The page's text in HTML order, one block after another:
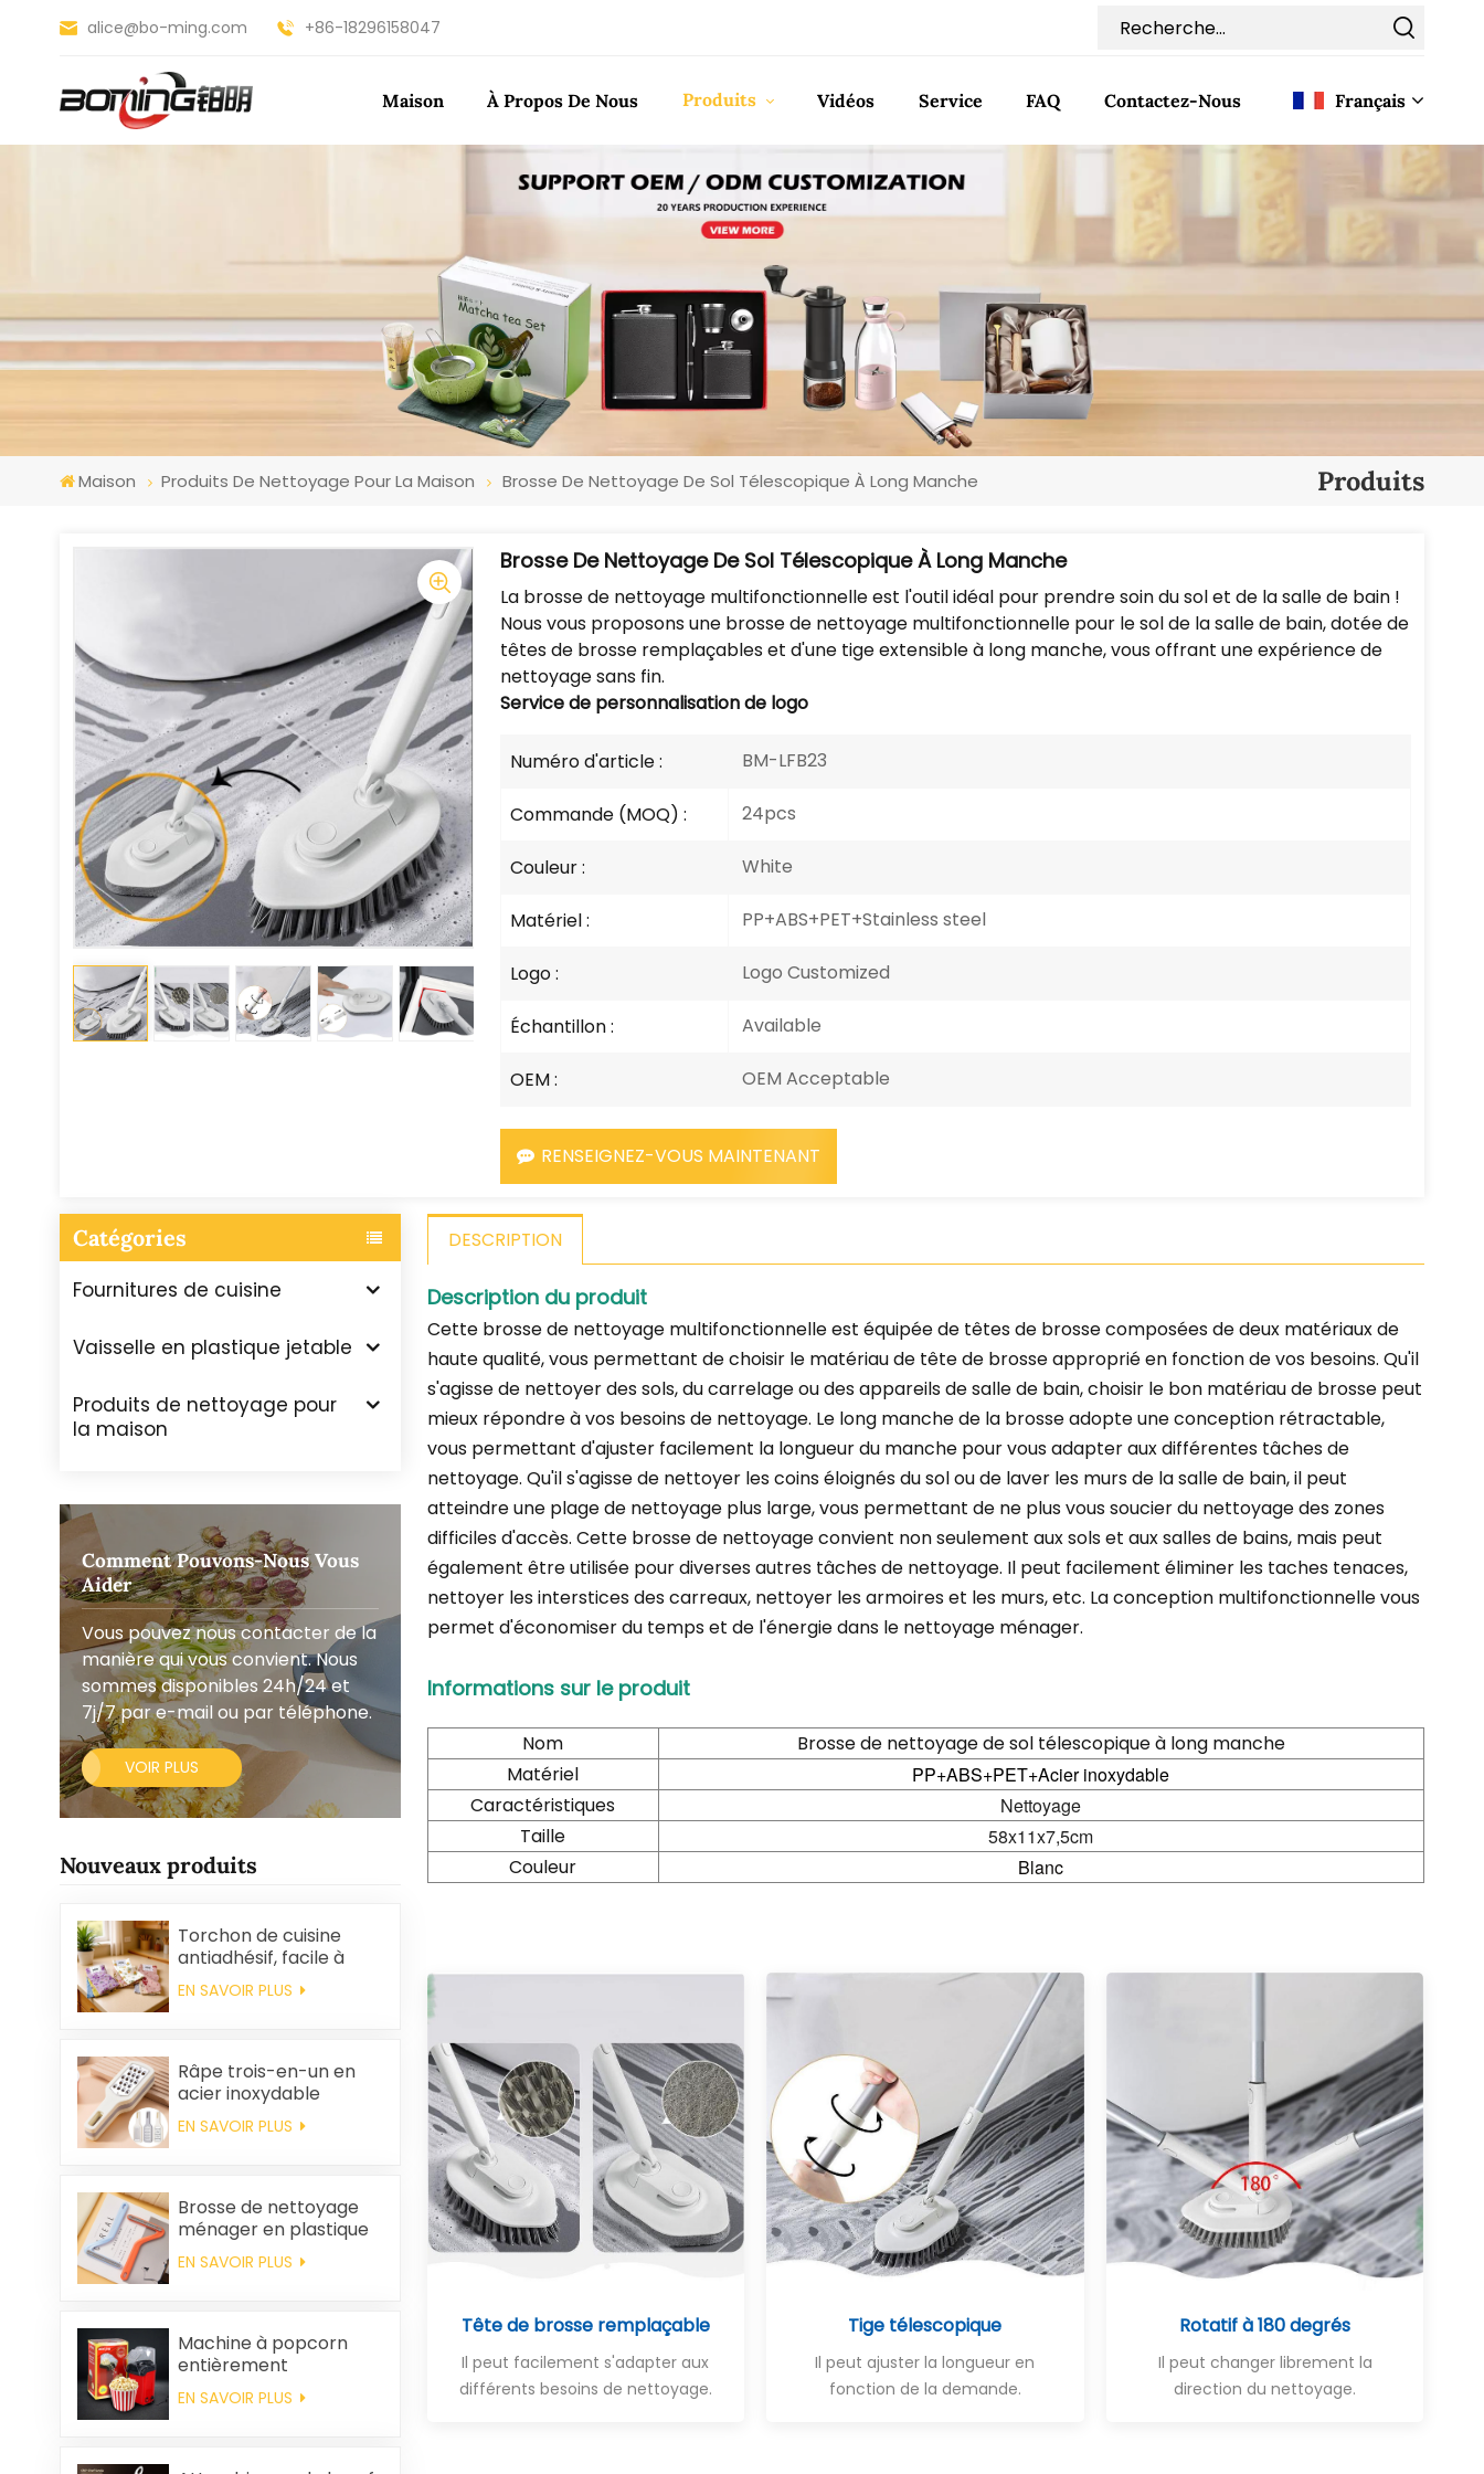
alice@bo-ming.com +86-18296158047
Maison À Propos De Nous Produits Vidéos Service FAQ Contactez-Nous Français
English
Français
Español
Türkçe
العربية
Maison Produits De Nettoyage Pour La Maison Brosse De Nettoyage De Sol Télescopique À Long Manche Produits
Brosse De Nettoyage De Sol Télescopique À Long Manche
La brosse de nettoyage multifonctionnelle est l'outil idéal pour prendre soin du sol et de la salle de bain !
Nous vous proposons une brosse de nettoyage multifonctionnelle pour le sol de la salle de bain, dotée de
têtes de brosse remplaçables et d'une tige extensible à long manche, vous offrant une expérience de
nettoyage sans fin.
Service de personnalisation de logo
Numéro d'article : BM-LFB23
Commande (MOQ) : 24pcs
Couleur : White
Matériel : PP+ABS+PET+Stainless steel
Logo : Logo Customized
Échantillon : Available
OEM : OEM Acceptable
RENSEIGNEZ-VOUS MAINTENANT
Catégories
Fournitures de cuisine
Vaisselle en plastique jetable
Produits de nettoyage pour
la maison
Comment Pouvons-Nous Vous
Aider
Vous pouvez nous contacter de la
manière qui vous convient. Nous
sommes disponibles 24h/24 et
7j/7 par e-mail ou par téléphone.
VOIR PLUS
Nouveaux produits
Torchon de cuisine
antiadhésif, facile à
nettoyer, épais,
imprimé, carré, en
écologique
EN SAVOIR PLUS
Râpe trois-en-un en
acier inoxydable
EN SAVOIR PLUS
Brosse de nettoyage
ménager en plastique
pour vêtements,
élimination des poils
EN SAVOIR PLUS
Machine à popcorn
entièrement
automatique pour la
maison, machine à
EN SAVOIR PLUS
DESCRIPTION
Description du produit
Cette brosse de nettoyage multifonctionnelle est équipée de têtes de brosse composées de deux matériaux de
haute qualité, vous permettant de choisir le matériau de tête de brosse approprié en fonction de vos besoins. Qu'il
s'agisse de nettoyer des sols, du carrelage ou des appareils de salle de bain, choisir le bon matériau de brosse peut
mieux répondre à vos besoins de nettoyage. Le long manche de la brosse adopte une conception rétractable,
vous permettant d'ajuster facilement la longueur du manche pour vous adapter aux différentes tâches de
nettoyage. Qu'il s'agisse de nettoyer les coins éloignés du sol ou de laver les murs de la salle de bain, il peut
atteindre une plage de nettoyage plus large, vous permettant de ne plus vous soucier du nettoyage des zones
difficiles d'accès. Cette brosse de nettoyage convient non seulement aux sols et aux salles de bains, mais peut
également être utilisée pour diverses autres tâches de nettoyage. Il peut facilement éliminer les taches tenaces,
nettoyer les interstices des carreaux, nettoyer les armoires et les murs, etc. La conception multifonctionnelle vous
permet d'économiser du temps et de l'énergie dans le nettoyage ménager.
Informations sur le produit
Nom
Brosse de nettoyage de sol télescopique à long manche
Matériel
PP+ABS+PET+Acier inoxydable
Caractéristiques
Nettoyage
Taille
58x11x7,5cm
Couleur
Blanc
Tête de brosse remplaçable
Il peut facilement s'adapter aux
différents besoins de nettoyage.
Tige télescopique
Il peut ajuster la longueur en
fonction de la demande.
Rotatif à 180 degrés
Il peut changer librement la
direction du nettoyage.